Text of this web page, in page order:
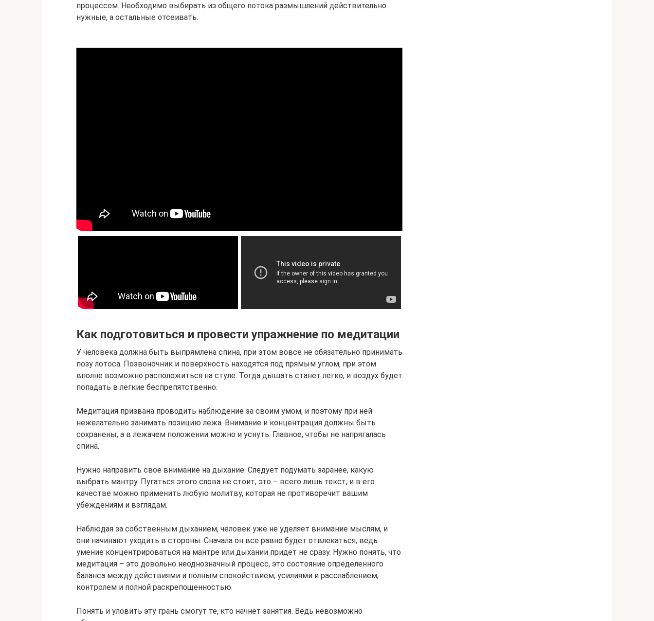
процессом. Необходимо выбирать из общего потока размышлений действительно
нужные, а остальные отсеивать.
Как подготовиться и провести упражнение по медитации
У человека должна быть выпрямлена спина, при этом вовсе не обязательно принимать
позу лотоса. Позвоночник и поверхность находятся под прямым углом, при этом
вполне возможно расположиться на стуле. Тогда дышать станет легко, и воздух будет
попадать в легкие беспрепятственно.
Медитация призвана проводить наблюдение за своим умом, и поэтому при ней
нежелательно занимать позицию лежа. Внимание и концентрация должны быть
сохранены, а в лежачем положении можно и уснуть. Главное, чтобы не напрягалась
спина.
Нужно направить свое внимание на дыхание. Следует подумать заранее, какую
выбрать мантру. Пугаться этого слова не стоит, это – всего лишь текст, и в его
качестве можно применить любую молитву, которая не противоречит вашим
убеждениям и взглядам.
Наблюдая за собственным дыханием, человек уже не уделяет внимание мыслям, и
они начинают уходить в стороны. Сначала он все равно будет отвлекаться, ведь
умение концентрироваться на мантре или дыхании придет не сразу. Нужно понять, что
медитация – это довольно неоднозначный процесс, это состояние определенного
баланса между действиями и полным спокойствием, усилиями и расслаблением,
контролем и полной раскрепощенностью.
Понять и уловить эту грань смогут те, кто начнет занятия. Ведь невозможно